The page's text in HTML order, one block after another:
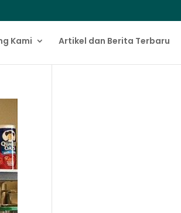
Kami Artikel dan Berita Terbaru